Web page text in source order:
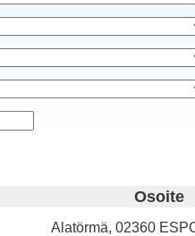
Osoite
Alatörmä, 02360